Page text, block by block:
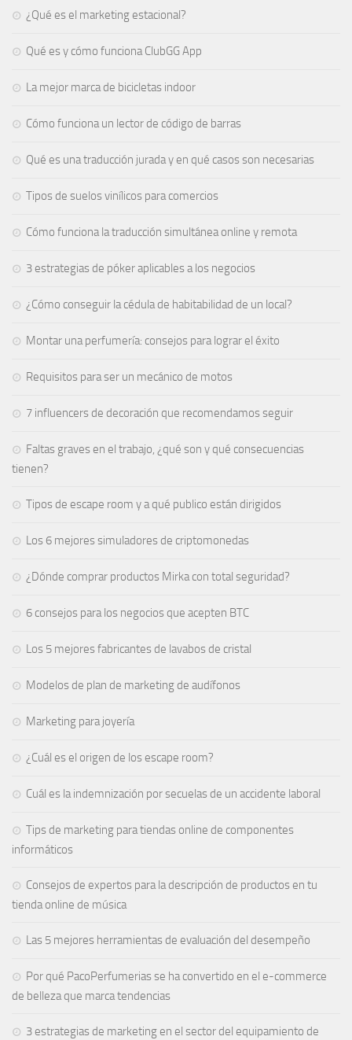
¿Qué es el marketing estacional?
Qué es y cómo funciona ClubGG App
La mejor marca de bicicletas indoor
Cómo funciona un lector de código de barras
Qué es una traducción jurada y en qué casos son necesarias
Tipos de suelos vinílicos para comercios
Cómo funciona la traducción simultánea online y remota
3 estrategias de póker aplicables a los negocios
¿Cómo conseguir la cédula de habitabilidad de un local?
Montar una perfumería: consejos para lograr el éxito
Requisitos para ser un mecánico de motos
7 influencers de decoración que recomendamos seguir
Faltas graves en el trabajo, ¿qué son y qué consecuencias
tienen?
Tipos de escape room y a qué publico están dirigidos
Los 6 mejores simuladores de criptomonedas
¿Dónde comprar productos Mirka con total seguridad?
6 consejos para los negocios que acepten BTC
Los 5 mejores fabricantes de lavabos de cristal
Modelos de plan de marketing de audífonos
Marketing para joyería
¿Cuál es el origen de los escape room?
Cuál es la indemnización por secuelas de un accidente laboral
Tips de marketing para tiendas online de componentes
informáticos
Consejos de expertos para la descripción de productos en tu
tienda online de música
Las 5 mejores herramientas de evaluación del desempeño
Por qué PacoPerfumerias se ha convertido en el e-commerce
de belleza que marca tendencias
3 estrategias de marketing en el sector del equipamiento de